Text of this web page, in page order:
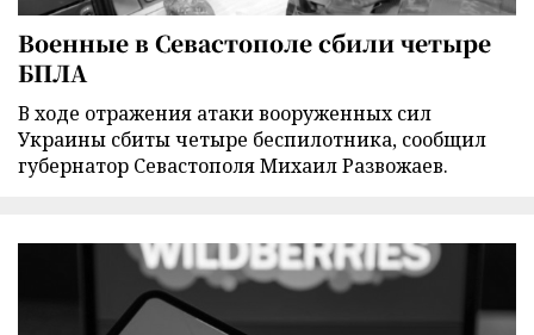
Военные в Севастополе сбили четыре
БПЛА
В ходе отражения атаки вооруженных сил
Украины сбиты четыре беспилотника, сообщил
губернатор Севастополя Михаил Развожаев.